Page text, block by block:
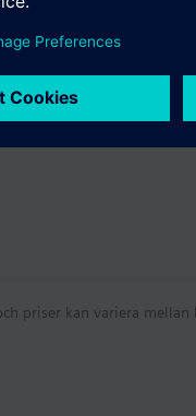
priser kan variera mellan